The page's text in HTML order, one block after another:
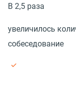
В 2,5 раза
увеличилось
собеседование